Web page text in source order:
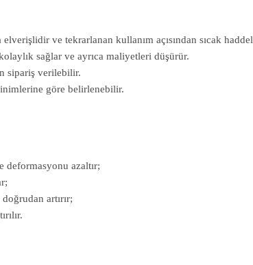
ve tekrarlanan kullanım açısından sıcak
sağlar ve ayrıca maliyetleri düşürür.
sipariş verilebilir.
göre belirlenebilir.
deformasyonu azaltır;
artırır;